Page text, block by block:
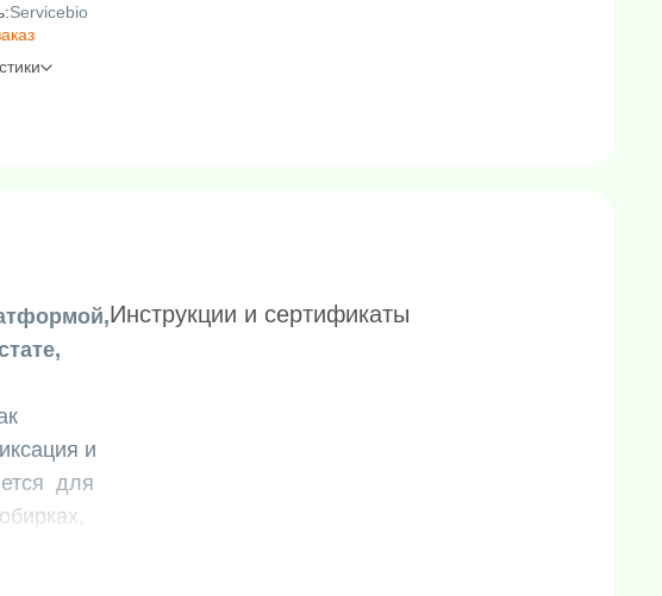
Servicebio
и
для
Инструкции и сертификаты